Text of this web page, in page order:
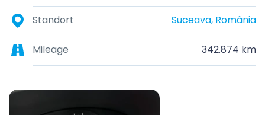
Standort Suceava, România
Mileage 342.874 km